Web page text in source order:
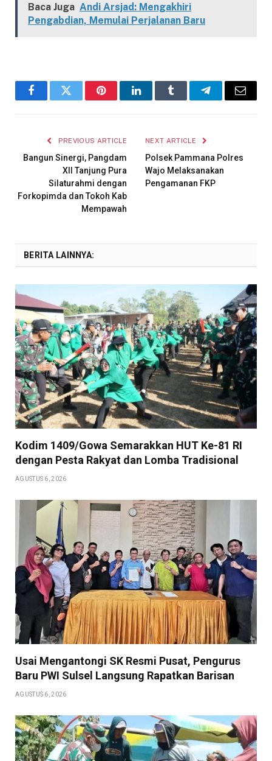
Baca Juga Andi Arsjad: Mengakhiri
Pengabdian, Memulai Perjalanan Baru
FacebookTwitter PinterestLinkedInTumblr TelegramEmail
PREVIOUS ARTICLE
Bangun Sinergi, Pangdam
XII Tanjung Pura
Silaturahmi dengan
Forkopimda dan Tokoh Kab
Mempawah
NEXT ARTICLE
Polsek Pammana Polres
Wajo Melaksanakan
Pengamanan FKP
BERITA LAINNYA:
Kodim 1409/Gowa Semarakkan HUT Ke-81 RI
dengan Pesta Rakyat dan Lomba Tradisional
AGUSTUS 6, 2026
Usai Mengantongi SK Resmi Pusat, Pengurus
Baru PWI Sulsel Langsung Rapatkan Barisan
AGUSTUS 6, 2026